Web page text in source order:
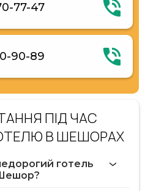
77-47
90-89
ПІД ЧАС
В ШЕШОРАХ
готель